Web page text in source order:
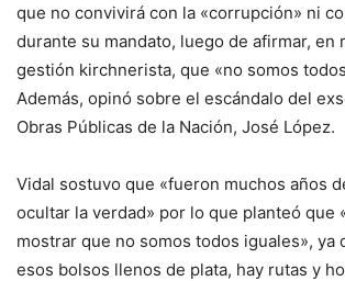
que no convivirá con la «corrupción» ni
durante su mandato, luego de afirmar, en
gestión kirchnerista, que «no somos
Además, opinó sobre el escándalo del
Obras Públicas de la Nación, José López.
Vidal sostuvo que «fueron muchos años
ocultar la verdad» por lo que planteó que
mostrar que no somos todos iguales», ya
esos bolsos llenos de plata, hay rutas y